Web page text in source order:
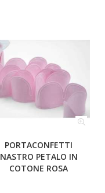
PORTACONFETTI
NASTRO PETALO IN
COTONE ROSA